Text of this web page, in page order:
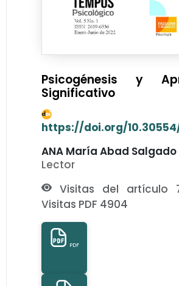
Psicogénesis y
Significativo
https://doi.org/
ANA María Abad Salgado
Lector
Visitas del artículo
Visitas PDF 4904
PDF